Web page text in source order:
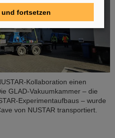
Kollaboration einen
GLAD-Vakuumkammer – die
Experimentaufbaus – wurde
von NUSTAR transportiert.
fortsetzen